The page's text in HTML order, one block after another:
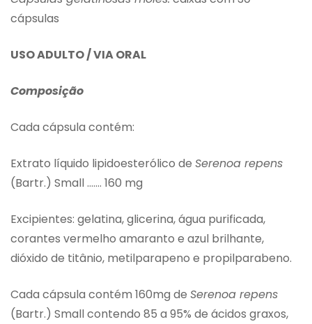
cápsulas
USO ADULTO /VIA ORAL
Composição
Cada cápsula contém:
Extrato líquido lipidoesterólico de Serenoa repens
(Bartr.) Small ……. 160 mg
Excipientes: gelatina, glicerina, água purificada,
corantes vermelho amaranto e azul brilhante,
dióxido de titânio, metilparapeno e propilparabeno.
Cada cápsula contém 160mg de Serenoa repens
(Bartr.) Small contendo 85 a 95% de ácidos graxos,